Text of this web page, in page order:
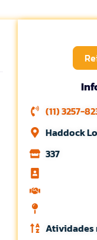
(11) 3257-
Haddock
337
Atividades